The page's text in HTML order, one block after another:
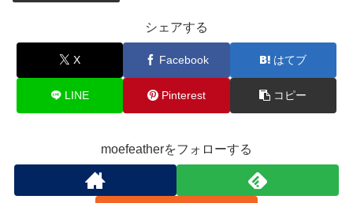
シェアする
X Facebook はてブ
LINE Pinterest コピー
moefeatherをフォローする